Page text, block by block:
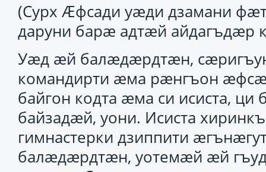
(Сурх Ӕфсади уӕди дзамани
даруни барӕ адтӕй айдагъдӕр
Уӕд ӕй балӕдӕрдтӕн,
командирти ӕма рӕнгъон
байгон кодта ӕма си исиста,
байзадӕй, уони. Исиста
гимнастерки дзиппити
балӕдӕрдтӕн, уотемӕй ӕй